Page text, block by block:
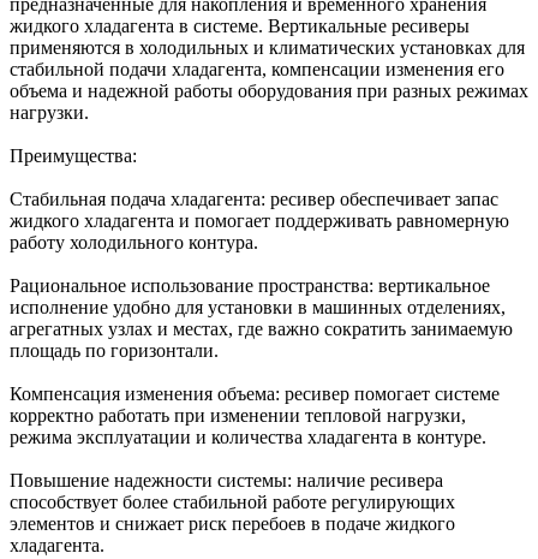
жидкого хладагента в системе. Вертикальные ресиверы
применяются в холодильных и климатических установках для
стабильной подачи хладагента, компенсации изменения его
объема и надежной работы оборудования при разных режимах
нагрузки.
Преимущества:
Стабильная подача хладагента: ресивер обеспечивает запас
жидкого хладагента и помогает поддерживать равномерную
работу холодильного контура.
Рациональное использование пространства: вертикальное
исполнение удобно для установки в машинных отделениях,
агрегатных узлах и местах, где важно сократить занимаемую
площадь по горизонтали.
Компенсация изменения объема: ресивер помогает системе
корректно работать при изменении тепловой нагрузки,
режима эксплуатации и количества хладагента в контуре.
Повышение надежности системы: наличие ресивера
способствует более стабильной работе регулирующих
элементов и снижает риск перебоев в подаче жидкого
хладагента.